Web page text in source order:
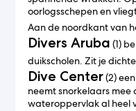
oorlogsschepen en
Aan de noordkant van
Divers Aruba (1)
duikscholen. Zit je
Dive Center(2)
neemt snorkelaars
wateroppervlak al heel